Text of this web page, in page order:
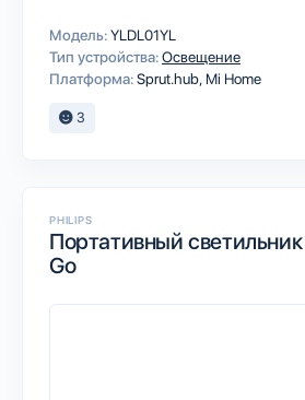
Модель:YLDL01YL
Тип устройства:Освещение
Платформа:Sprut.hub Mi Home
3
PHILIPS
Портативный
Go